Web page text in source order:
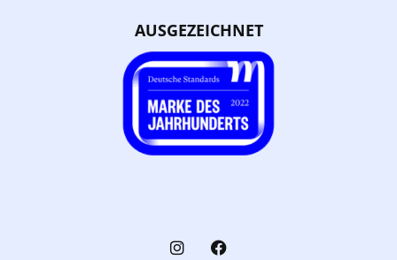
AUSGEZEICHNET